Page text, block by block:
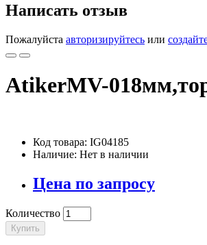
Написать отзыв
Пожалуйста авторизируйтесь или
AtikerMV-
Код товара: IG04185
Наличие: Нет в наличии
Цена по запросу
Количество
Купить